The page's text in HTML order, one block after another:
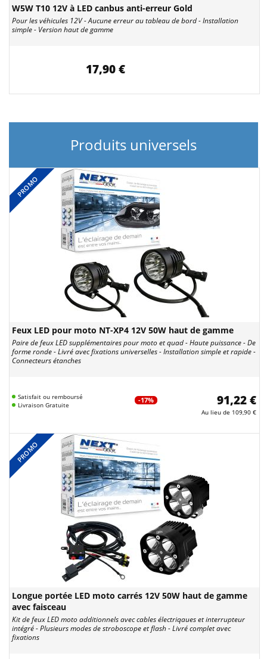
W5W T10 12V à LED canbus anti-erreur Gold
Pour les véhicules 12V - Aucune erreur au tableau de bord - Installation
simple - Version haut de gamme
17,90 €
Produits universels
PROMO
Feux LED pour moto NT-XP4 12V 50W haut de gamme
Paire de feux LED supplémentaires pour moto et quad - Haute puissance - De
forme ronde - Livré avec fixations universelles - Installation simple et rapide -
Connecteurs étanches
Satisfait ou remboursé
Livraison Gratuite
-17% 91,22 €
Au lieu de 109,90 €
PROMO
Longue portée LED moto carrés 12V 50W haut de gamme
avec faisceau
Kit de feux LED moto additionnels avec cables électriqaues et interrupteur
intégré - Plusieurs modes de stroboscope et flash - Livré complet avec
fixations